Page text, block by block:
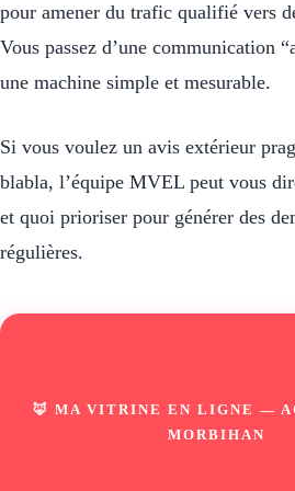
pour amener du trafic qualifié vers
Vous passez d’une communication
une machine simple et mesurable.
Si vous voulez un avis extérieur
blabla, l’équipe MVEL peut vous
et quoi prioriser pour générer des
régulières.
🦊 MA VITRINE EN LIGNE —
MORBIHAN